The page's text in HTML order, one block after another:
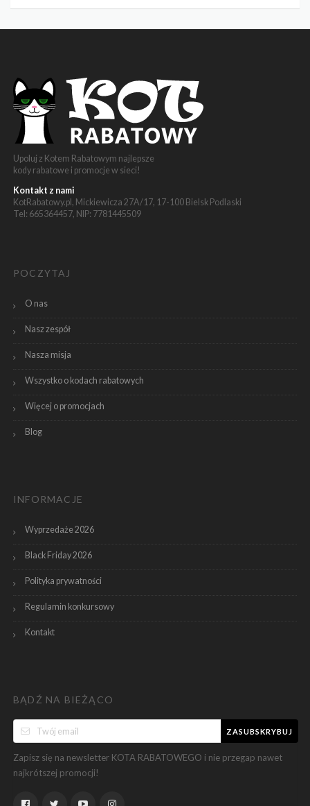
Upoluj z Kotem Rabatowym najlepsze
kody rabatowe i promocje w sieci!
Kontakt z nami
KotRabatowy.pl, Mickiewicza 27A/17, 17-100 Bielsk Podlaski
Tel: 665364457, NIP: 7781445509
POCZYTAJ
O nas
Nasz zespół
Nasza misja
Wszystko o kodach rabatowych
Więcej o promocjach
Blog
INFORMACJE
Wyprzedaże 2026
Black Friday 2026
Polityka prywatności
Regulamin konkursowy
Kontakt
BĄDŹ NA BIEŻĄCO
ZASUBSKRYBUJ
Zapisz się na newsletter KOTA RABATOWEGO i nie przegap nawet
najkrótszej promocji!